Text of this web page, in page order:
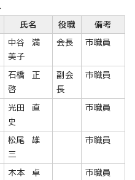
氏名 役職 備考
中谷 満
美子
会長 市職員
石橋 正
啓
副会
長
市職員
光田 直
史
市職員
松尾 雄
三
市職員
木本 卓
市職員